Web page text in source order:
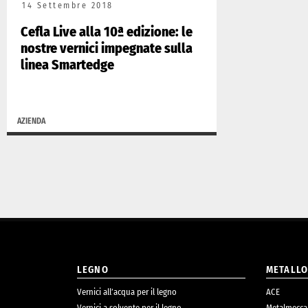
14 Settembre 2018
Cefla Live alla 10ª edizione: le
nostre vernici impegnate sulla
linea Smartedge
AZIENDA
LEGNO
Vernici all’acqua per il legno
METALLO
ACE